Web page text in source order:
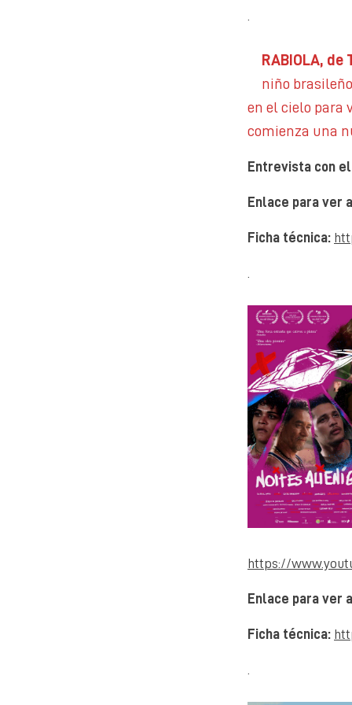
RABIOLA, de
niño
en el cielo para
comienza una
Entrevista con
Enlace para ver
Ficha técnica:
https://
Enlace para ver
Ficha técnica: